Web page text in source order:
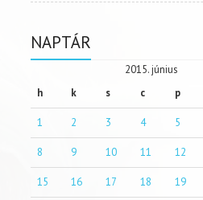
NAPTÁR
2015. június
h
k s c p
1 2 3 4 5
8 9 10 11 12
15 16 17 18 19